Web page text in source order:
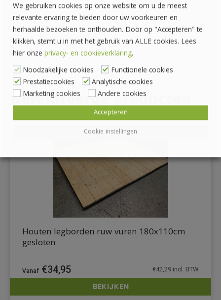
Gerelateerde producten
DETAILS
Houten legborden ruw vuren 180x110cm
gesloten
€34,95 €42,29 incl. BTW
BEKIJKEN
We gebruiken cookies op onze website om u de meest
relevante ervaring te bieden door uw voorkeuren en
herhaalde bezoeken te onthouden. Door op "Accepteren" te
klikken, stemt u in met het gebruik van ALLE cookies. Lees
hier onze privacy- en cookieverklaring.
Noodzakelijke cookies
Functionele cookies
Prestatiecookies
Analytische cookies
Marketing cookies
Andere cookies
Cookie instellingen
Accepteren